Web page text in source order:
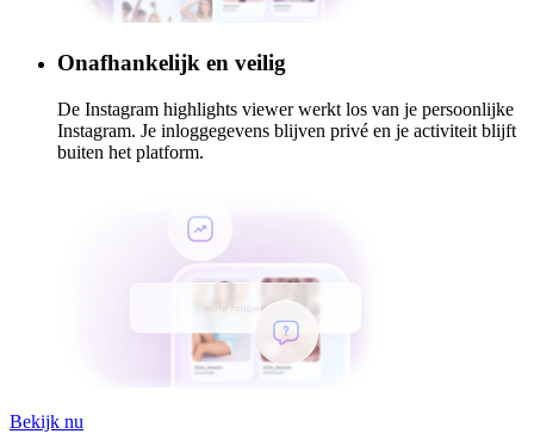
Onafhankelijk en veilig
De Instagram highlights viewer werkt los van je persoonlijke
Instagram. Je inloggegevens blijven privé en je activiteit blijft
buiten het platform.
Bekijk nu